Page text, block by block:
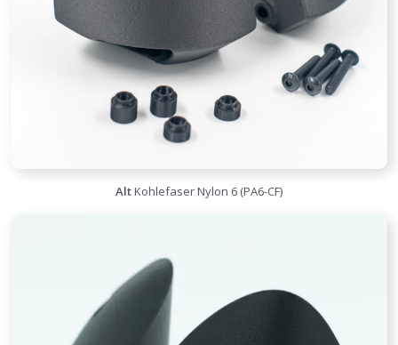
AltKohlefaser Nylon 6 (PA6-CF)